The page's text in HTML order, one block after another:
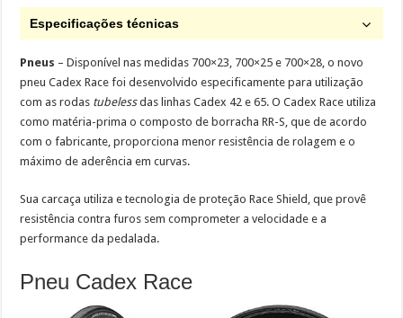
Especificações técnicas
Pneus – Disponível nas medidas 700×23, 700×25 e 700×28, o novo
pneu Cadex Race foi desenvolvido especificamente para utilização
com as rodas tubelessdas linhas Cadex 42 e 65. O Cadex Race utiliza
como matéria-prima o composto de borracha RR-S, que de acordo
com o fabricante, proporciona menor resistência de rolagem e o
máximo de aderência em curvas.
Sua carcaça utiliza e tecnologia de proteção Race Shield, que provê
resistência contra furos sem comprometer a velocidade e a
performance da pedalada.
Pneu Cadex Race